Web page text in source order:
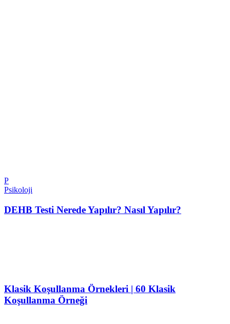
P
Psikoloji
DEHB Testi Nerede Yapılır? Nasıl Yapılır?
Klasik Koşullanma Örnekleri | 60 Klasik
Koşullanma Örneği